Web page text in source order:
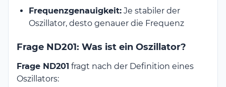
Frequenzgenauigkeit: Je stabiler der
Oszillator, desto genauer die Frequenz
Frage ND201: Was ist ein Oszillator?
Frage ND201 fragt nach der Definition eines
Oszillators: